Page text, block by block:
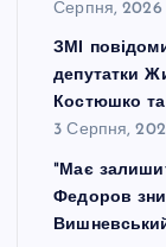
Серпня, 2026
ЗМІ
депутатки
Костюшко
3 Серпня,
"Має
Федоров